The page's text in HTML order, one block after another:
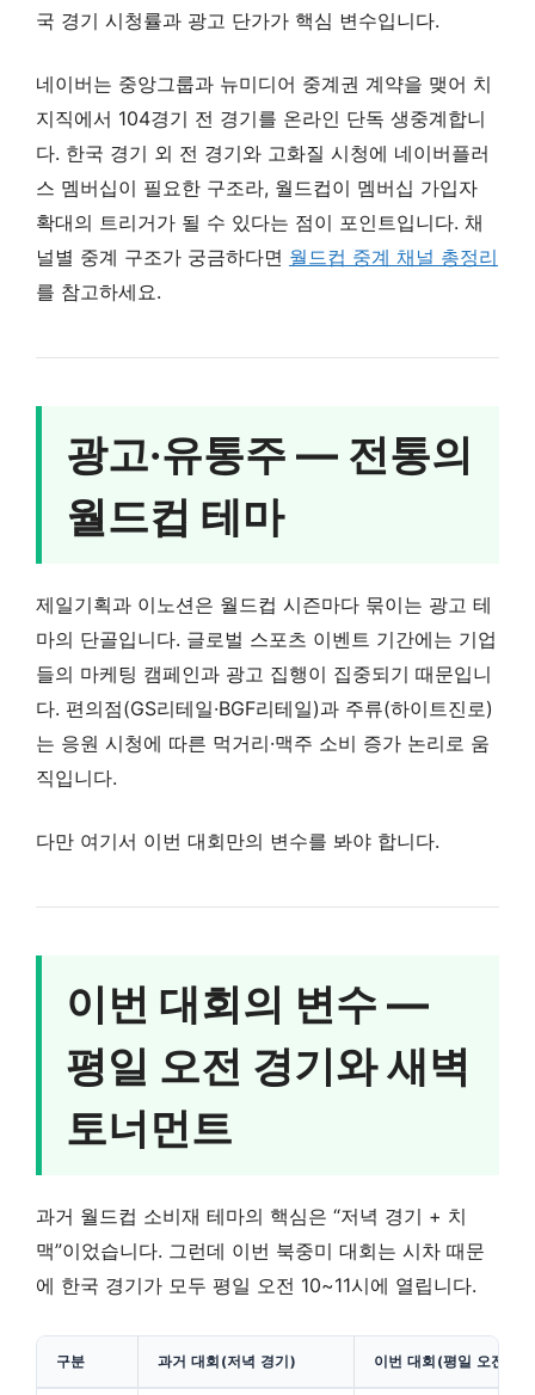
국 경기 시청률과 광고 단가가 핵심 변수입니다.
네이버는 중앙그룹과 뉴미디어 중계권 계약을 맺어 치
지직에서 104경기 전 경기를 온라인 단독 생중계합니
다. 한국 경기 외 전 경기와 고화질 시청에 네이버플러
스 멤버십이 필요한 구조라, 월드컵이 멤버십 가입자
확대의 트리거가 될 수 있다는 점이 포인트입니다. 채
널별 중계 구조가 궁금하다면 월드컵 중계 채널 총정리
를 참고하세요.
광고·유통주 — 전통의
월드컵 테마
제일기획과 이노션은 월드컵 시즌마다 묶이는 광고 테
마의 단골입니다. 글로벌 스포츠 이벤트 기간에는 기업
들의 마케팅 캠페인과 광고 집행이 집중되기 때문입니
다. 편의점(GS리테일·BGF리테일)과 주류(하이트진로)
는 응원 시청에 따른 먹거리·맥주 소비 증가 논리로 움
직입니다.
다만 여기서 이번 대회만의 변수를 봐야 합니다.
이번 대회의 변수 —
평일 오전 경기와 새벽
토너먼트
과거 월드컵 소비재 테마의 핵심은 “저녁 경기 + 치
맥”이었습니다. 그런데 이번 북중미 대회는 시차 때문
에 한국 경기가 모두 평일 오전 10~11시에 열립니다.
구분 과거 대회(저녁 경기) 이번 대회(평일 오전)